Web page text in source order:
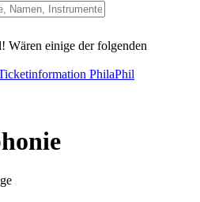
Wären einige der folgenden
PhilaPhil